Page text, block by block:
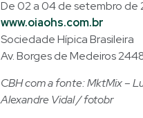
De 02 a 04 de setembro de
www.oiaohs.com.br
Sociedade Hípica Brasileira
Av. Borges de Medeiros
CBH com a fonte: MktMix –
Alexandre Vidal / fotobr